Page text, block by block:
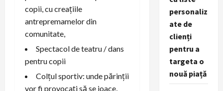
copii, cu creațiile
antrepremamelor din
comunitate,
Spectacol de teatru / dans
pentru copii
Colțul sportiv: unde părinții
vor fi provocați să se joace,
personaliz
ate de
clienți
pentru a
targeta o
nouă piață